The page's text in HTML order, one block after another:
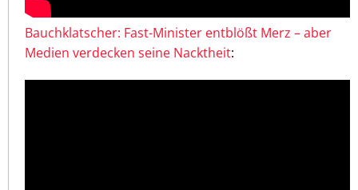
Bauchklatscher: Fast-Minister entblößt Merz – aber
Medien verdecken seine Nacktheit: